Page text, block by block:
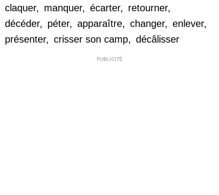
claquer, manquer, écarter, retourner,
décéder, péter, apparaître, changer, enlever,
présenter, crisser son camp, décâlisser
PUBLICITÉ